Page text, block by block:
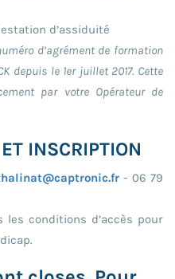
d’assiduité
d’agrément de formation
depuis le 1er juillet 2017. Cette
par votre Opérateur de
INSCRIPTION
- 06 79
conditions d’accès pour